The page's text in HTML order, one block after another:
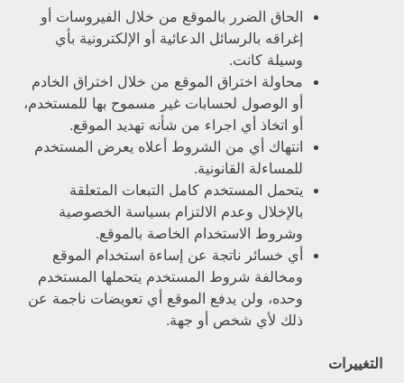
الحاق الضرر بالموقع من خلال الفيروسات أو
إغراقه بالرسائل الدعائية أو الإلكترونية بأي
وسيلة كانت.
محاولة اختراق الموقع من خلال اختراق الخادم
أو الوصول لحسابات غير مسموح بها للمستخدم،
أو اتخاذ أي اجراء من شأنه تهديد الموقع.
انتهاك أي من الشروط أعلاه يعرض المستخدم
للمساءلة القانونية.
يتحمل المستخدم كامل التبعات المتعلقة
بالإخلال وعدم الالتزام بسياسة الخصوصية
وشروط الاستخدام الخاصة بالموقع.
أي خسائر ناتجة عن إساءة استخدام الموقع
ومخالفة شروط المستخدم يتحملها المستخدم
وحده، ولن يدفع الموقع أي تعويضات ناجمة عن
ذلك لأي شخص أو جهة.
التغييرات